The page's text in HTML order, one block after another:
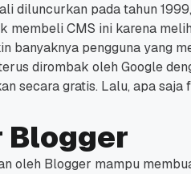
diluncurkan pada tahun
membeli CMS ini karena
banyaknya pengguna yang
dirombak oleh Google
secara gratis. Lalu, apa saja
oleh Blogger mampu